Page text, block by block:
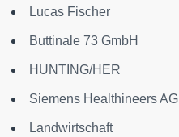
Lucas Fischer
Buttinale 73 GmbH
HUNTING/HER
Siemens Healthineers AG
Landwirtschaft